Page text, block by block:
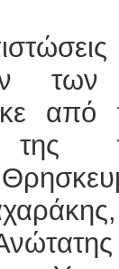
των
από
της